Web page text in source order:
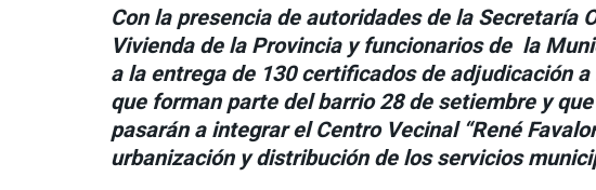
Con la presencia de autoridades de la Secretaría
Vivienda de la Provincia y funcionarios de la
a la entrega de 130 certificados de adjudicación
que forman parte del barrio 28 de setiembre y
pasarán a integrar el Centro Vecinal “René
urbanización y distribución de los servicios